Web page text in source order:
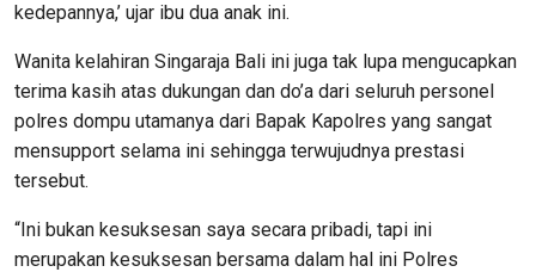
kedepannya,’ ujar ibu dua anak ini.
Wanita kelahiran Singaraja Bali ini juga tak lupa mengucapkan
terima kasih atas dukungan dan do’a dari seluruh personel
polres dompu utamanya dari Bapak Kapolres yang sangat
mensupport selama ini sehingga terwujudnya prestasi
tersebut.
“Ini bukan kesuksesan saya secara pribadi, tapi ini
merupakan kesuksesan bersama dalam hal ini Polres